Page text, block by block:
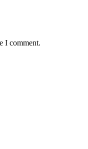
I comment.